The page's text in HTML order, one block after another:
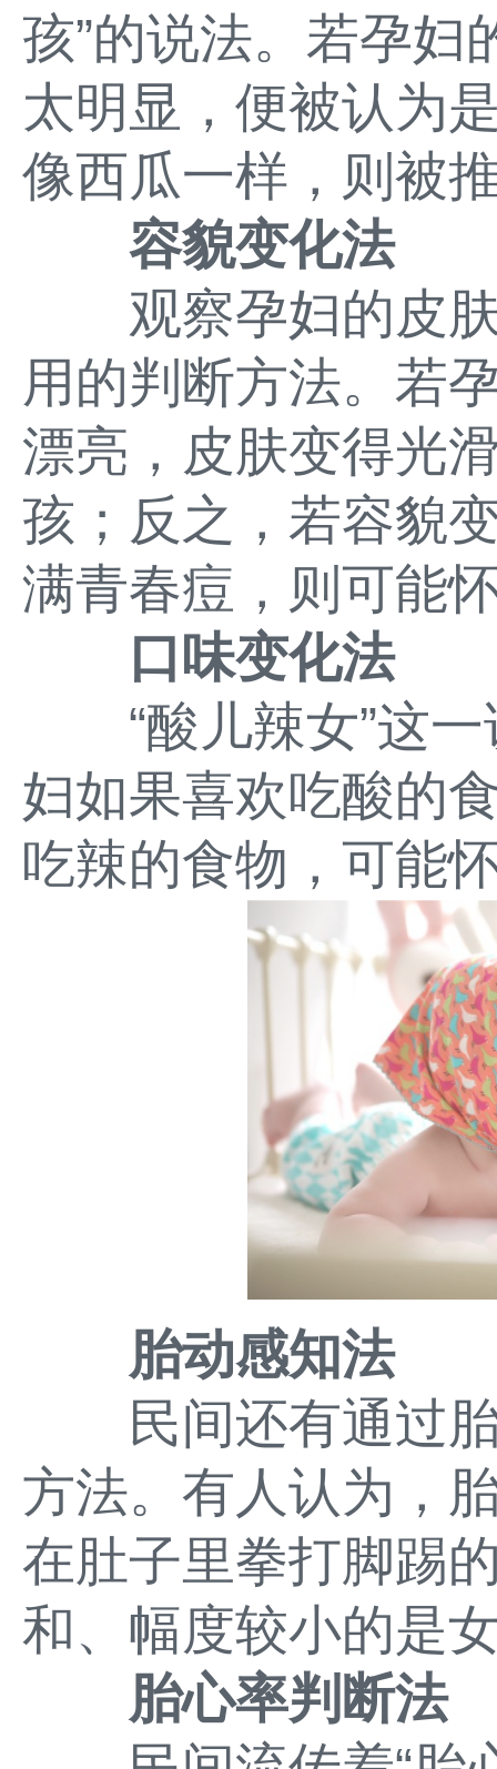
孩”的说法。若孕妇
太明显，便被认为
像西瓜一样，则被
容貌变化法
观察孕妇的皮肤
用的判断方法。若
漂亮，皮肤变得光
孩；反之，若容貌
满青春痘，则可能
口味变化法
“酸儿辣女”这一
妇如果喜欢吃酸的
吃辣的食物，可能
胎动感知法
民间还有通过胎
方法。有人认为，
在肚子里拳打脚踢
和、幅度较小的是
胎心率判断法